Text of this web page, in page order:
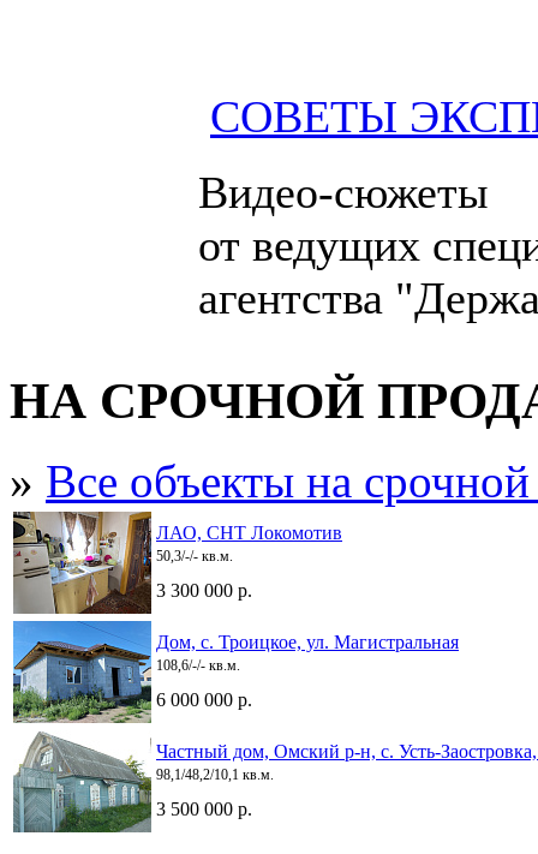
СОВЕТЫ
Видео-сюжеты
от ведущих
агентства
НА СРОЧНОЙ
» Все объекты на
ЛАО, СНТ Локомотив
50,3/-/- кв.м.
3 300 000 р.
Дом, с. Троицкое, ул. Магистральная
108,6/-/- кв.м.
6 000 000 р.
Частный дом, Омский р-н, с. Усть-
98,1/48,2/10,1 кв.м.
3 500 000 р.